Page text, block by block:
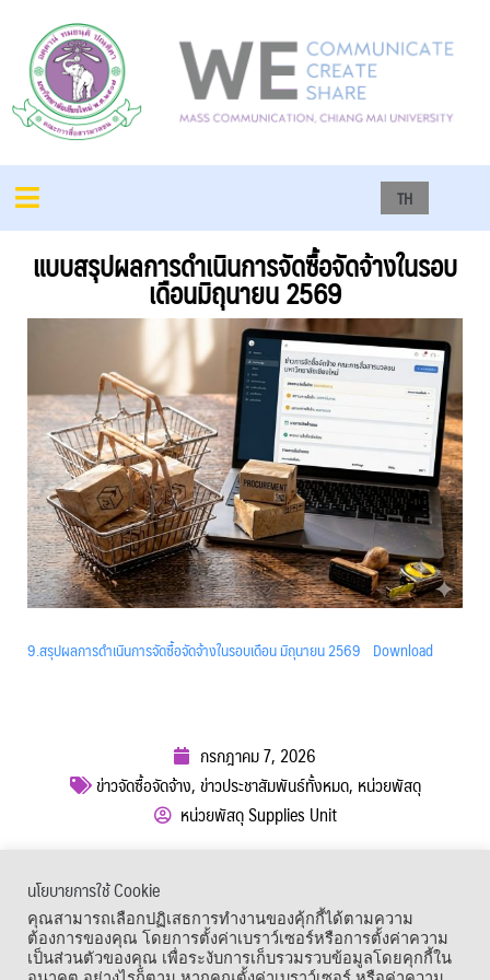
TH
แบบสรุปผลการดำเนินการจัดซื้อจัดจ้างในรอบ
เดือนมิถุนายน 2569
9.สรุปผลการดำเนินการจัดซื้อจัดจ้างในรอบเดือน มิถุนายน 2569 Download
กรกฎาคม 7, 2026
ข่าวจัดซื้อจัดจ้าง,ข่าวประชาสัมพันธ์ทั้งหมด, หน่วยพัสดุ
หน่วยพัสดุ Supplies Unit
เมนูลัด
นโยบายการใช้ Cookie
คุณสามารถเลือกปฏิเสธการทำงานของคุ้กกี้ได้ตามความ
ต้องการของคุณ โดยการตั้งค่าเบราว์เซอร์หรือการตั้งค่าความ
เป็นส่วนตัวของคุณ เพื่อระงับการเก็บรวมรวบข้อมูลโดยคุกกี้ใน